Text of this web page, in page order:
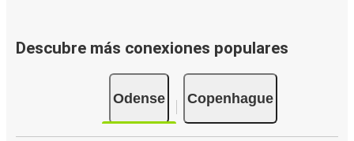
Descubre más conexiones populares
Odense Copenhague